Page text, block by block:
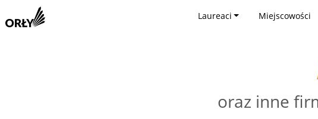
Laureaci Miejscowości
oraz inne